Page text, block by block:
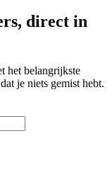
direct in
het belangrijkste
je niets gemist hebt.